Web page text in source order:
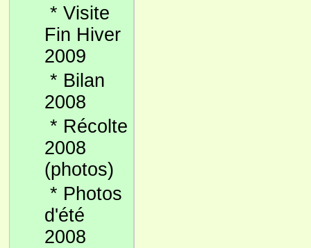
* Visite
Fin Hiver
2009
* Bilan
2008
* Récolte
2008
(photos)
* Photos
d'été
2008